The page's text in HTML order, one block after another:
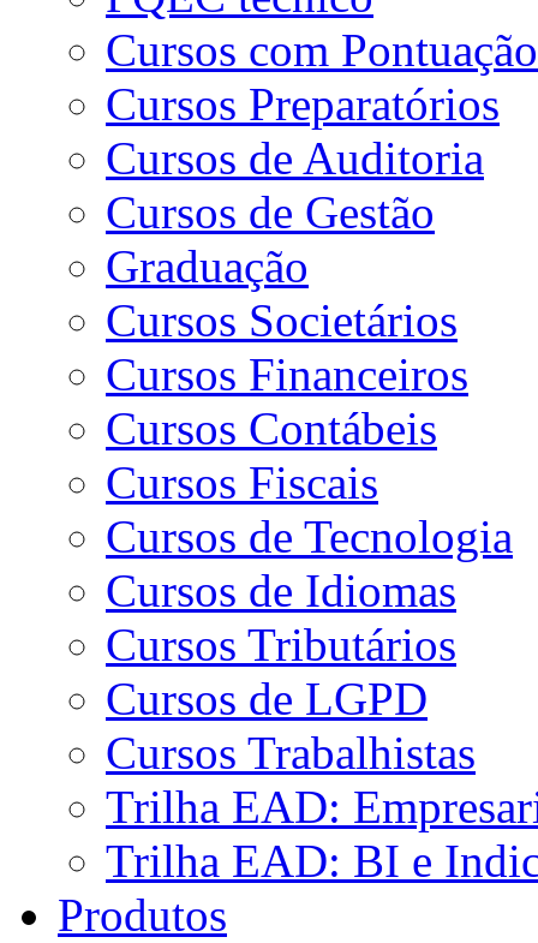
Cursos com
Cursos Preparatórios
Cursos de Auditoria
Cursos de Gestão
Graduação
Cursos Societários
Cursos Financeiros
Cursos Contábeis
Cursos Fiscais
Cursos de Tecnologia
Cursos de Idiomas
Cursos Tributários
Cursos de LGPD
Cursos Trabalhistas
Trilha EAD:
Trilha EAD: BI e
Produtos